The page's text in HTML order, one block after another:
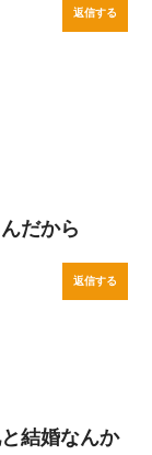
返信する
だから
返信する
結婚なんか